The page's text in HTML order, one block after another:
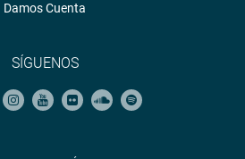
Damos Cuenta
SÍGUENOS